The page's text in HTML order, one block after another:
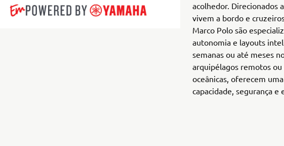
acolhedor. Direcionados
vivem a bordo e
Marco Polo são
autonomia e layouts
semanas ou até meses
arquipélagos remotos ou
oceânicas, oferecem
capacidade, segurança e